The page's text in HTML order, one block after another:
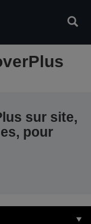
sur site,
pour